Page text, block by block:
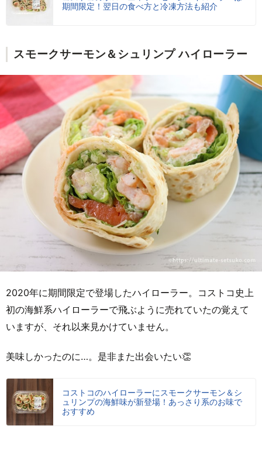
期間限定！翌日の食べ方と冷凍方法も紹介
スモークサーモン＆シュリンプ ハイローラー
2020年に期間限定で登場したハイローラー。コストコ史上
初の海鮮系ハイローラーで飛ぶように売れていたの覚えて
いますが、それ以来見かけていません。
美味しかったのに…。是非また出会いたい👏
コストコのハイローラーにスモークサーモン＆シ
ュリンプの海鮮味が新登場！あっさり系のお味で
おすすめ